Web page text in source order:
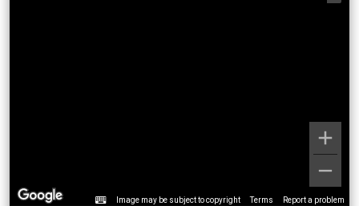
Image may be subject to copyright Terms Report a problem